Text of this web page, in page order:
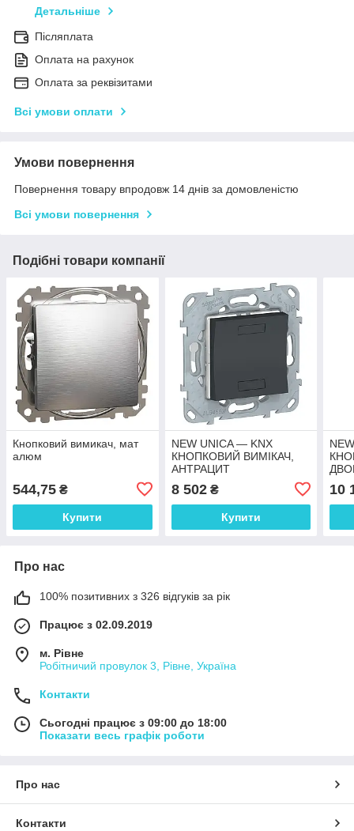
Детальніше
Післяплата
Оплата на рахунок
Оплата за реквізитами
Всі умови оплати
Умови повернення
Повернення товару впродовж 14 днів за домовленістю
Всі умови повернення
Подібні товари компанії
Кнопковий вимикач, мат
алюм
544,75 ₴
Купити
NEW UNICA — KNX
КНОПКОВИЙ ВИМІКАЧ,
АНТРАЦИТ
8 502₴
Купити
10
Про нас
100% позитивних з 326 відгуків за рік
Працює з 02.09.2019
м. Рівне
Робітничий провулок 3, Рівне, Україна
Контакти
Сьогодні працює з 09:00 до 18:00
Показати весь графік роботи
Про нас
Контакти